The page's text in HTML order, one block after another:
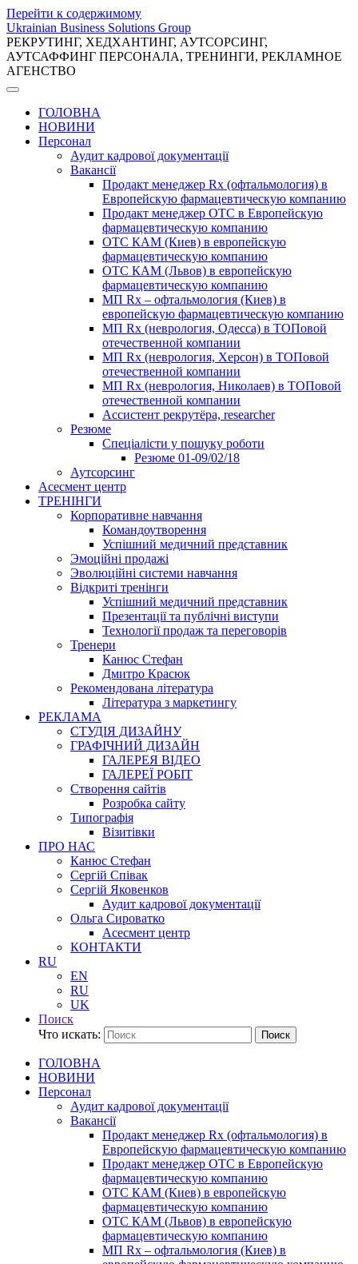
Перейти к содержимому
Ukrainian Business Solutions Group
РЕКРУТИНГ, ХЕДХАНТИНГ, АУТСОРСИНГ,
АУТСАФФИНГ ПЕРСОНАЛА, ТРЕНИНГИ, РЕКЛАМНОЕ
АГЕНСТВО
ГОЛОВНА
НОВИНИ
Персонал
Аудит кадрової документації
Вакансії
Продакт менеджер Rx (офтальмология) в
Европейскую фармацевтическую компанию
Продакт менеджер ОТС в Европейскую
фармацевтическую компанию
ОТС КАМ (Киев) в европейскую
фармацевтическую компанию
ОТС КАМ (Львов) в европейскую
фармацевтическую компанию
МП Rx – офтальмология (Киев) в
европейскую фармацевтическую компанию
МП Rx (неврология, Одесса) в ТОПовой
отечественной компании
МП Rx (неврология, Херсон) в ТОПовой
отечественной компании
МП Rx (неврология, Николаев) в ТОПовой
отечественной компании
Ассистент рекрутёра, researcher
Резюме
Cпеціалісти у пошуку роботи
Резюме 01-09/02/18
Аутсорсинг
Асесмент центр
ТРЕНІНГИ
Корпоративне навчання
Командоутворення
Успішний медичний представник
Эмоційні продажі
Эволюційні системи навчання
Відкриті тренінги
Успішний медичний представник
Презентації та публічні виступи
Технології продаж та переговорів
Тренери
Канюс Стефан
Дмитро Красюк
Рекомендована література
Література з маркетингу
РЕКЛАМА
СТУДІЯ ДИЗАЙНУ
ГРАФІЧНИЙ ДИЗАЙН
ГАЛЕРЕЯ ВІДЕО
ГАЛЕРЕЇ РОБІТ
Створення сайтів
Розробка сайту
Типографія
Візитівки
ПРО НАС
Канюс Стефан
Сергій Співак
Сергій Яковенков
Аудит кадрової документації
Ольга Сироватко
Асесмент центр
КОНТАКТИ
RU
EN
RU
UK
Поиск
Что искать:
Поиск
ГОЛОВНА
НОВИНИ
Персонал
Аудит кадрової документації
Вакансії
Продакт менеджер Rx (офтальмология) в
Европейскую фармацевтическую компанию
Продакт менеджер ОТС в Европейскую
фармацевтическую компанию
ОТС КАМ (Киев) в европейскую
фармацевтическую компанию
ОТС КАМ (Львов) в европейскую
фармацевтическую компанию
МП Rx – офтальмология (Киев) в